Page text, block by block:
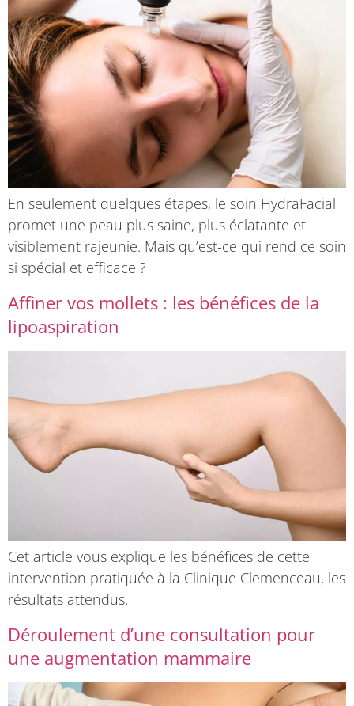
En seulement quelques étapes, le soin HydraFacial
promet une peau plus saine, plus éclatante et
visiblement rajeunie. Mais qu’est-ce qui rend ce soin
si spécial et efficace ?
Affiner vos mollets : les bénéfices de la
lipoaspiration
Cet article vous explique les bénéfices de cette
intervention pratiquée à la Clinique Clemenceau, les
résultats attendus.
Déroulement d’une consultation pour
une augmentation mammaire